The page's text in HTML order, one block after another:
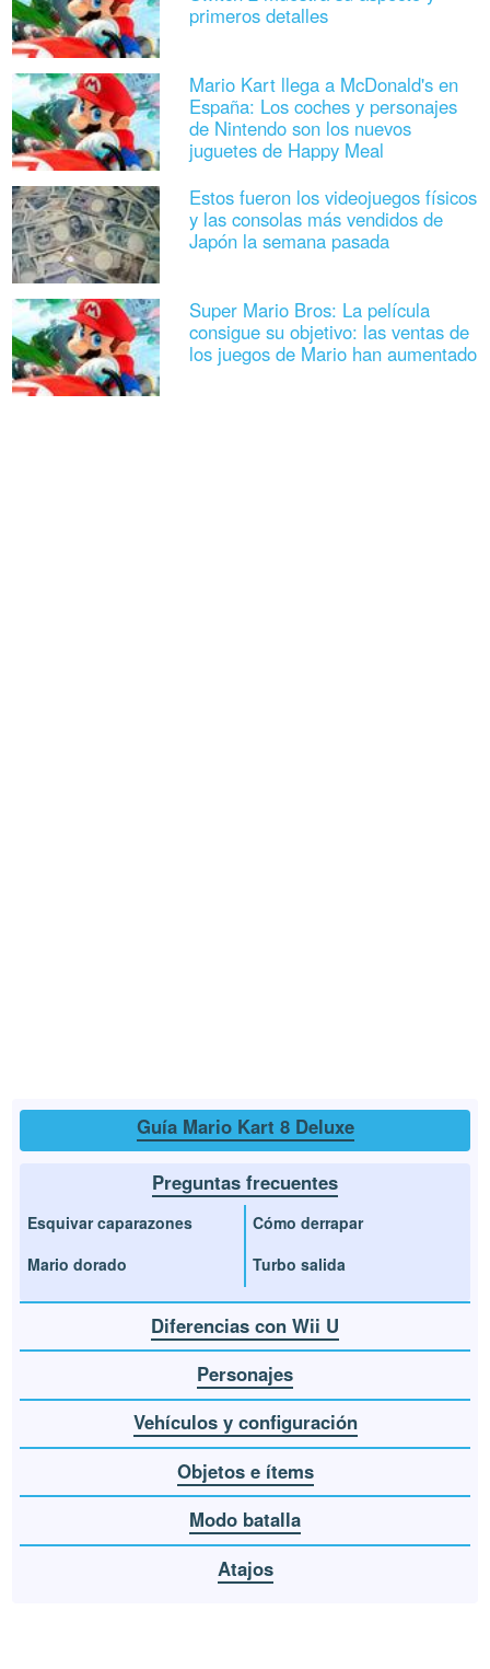
primeros detalles
Mario Kart llega a McDonald's en
España: Los coches y personajes
de Nintendo son los nuevos
juguetes de Happy Meal
Estos fueron los videojuegos físicos
y las consolas más vendidos de
Japón la semana pasada
Super Mario Bros: La película
consigue su objetivo: las ventas de
los juegos de Mario han aumentado
Guía Mario Kart 8 Deluxe
Preguntas frecuentes
Esquivar caparazones
Mario dorado
Cómo derrapar
Turbo salida
Diferencias con Wii U
Personajes
Vehículos y configuración
Objetos e ítems
Modo batalla
Atajos